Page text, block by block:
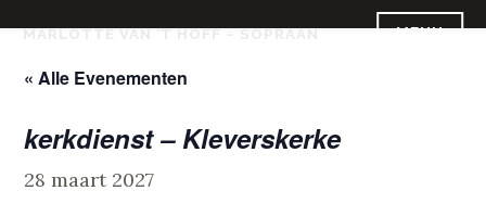
content
MENU
« Alle Evenementen
kerkdienst – Kleverskerke
28 maart 2027